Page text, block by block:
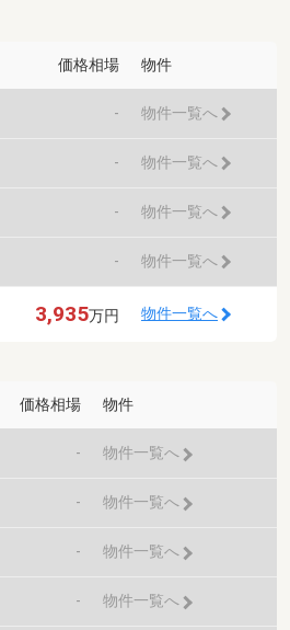
価格相場 物件
- 物件一覧へ
- 物件一覧へ
- 物件一覧へ
- 物件一覧へ
3,935万円 物件一覧へ
価格相場 物件
- 物件一覧へ
- 物件一覧へ
- 物件一覧へ
- 物件一覧へ